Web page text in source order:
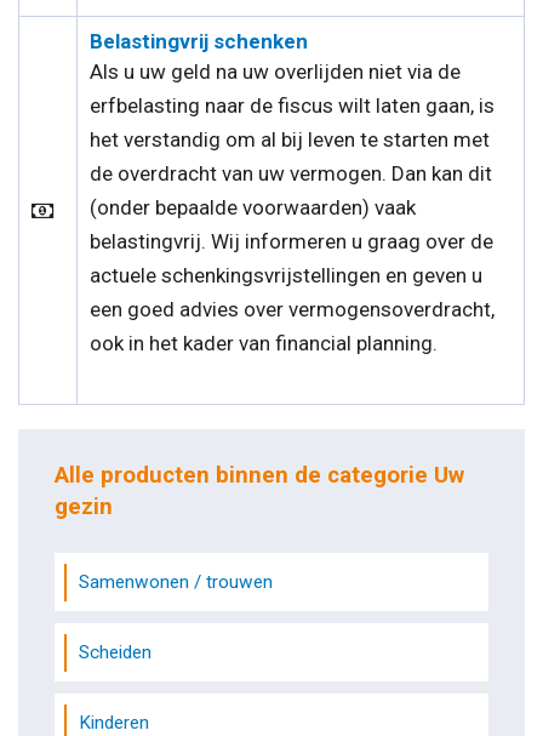
Belastingvrij schenken
Als u uw geld na uw overlijden niet via de
erfbelasting naar de fiscus wilt laten gaan, is
het verstandig om al bij leven te starten met
de overdracht van uw vermogen. Dan kan dit
(onder bepaalde voorwaarden) vaak
belastingvrij. Wij informeren u graag over de
actuele schenkingsvrijstellingen en geven u
een goed advies over vermogensoverdracht,
ook in het kader van financial planning.
Alle producten binnen de categorie Uw
gezin
Samenwonen / trouwen
Scheiden
Kinderen